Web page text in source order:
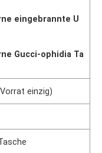
eingebrannte U
Gucci-ophidia Ta
einzig)